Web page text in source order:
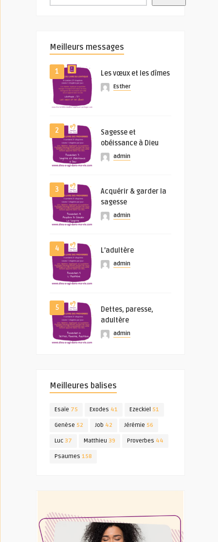
Meilleurs messages
1 Les vœux et les dîmes
Esther
2
Sagesse et
obéissance à Dieu
admin
3
Acquérir & garder la
sagesse
admin
4 L’adultère
admin
5
Dettes, paresse,
adultère
admin
Meilleures balises
Esaïe 75 Exodes 41 Ezeckiel 51
Genèse 52 Job 42 Jérémie 56
Luc 37 Matthieu 39 Proverbes 44
Psaumes 158